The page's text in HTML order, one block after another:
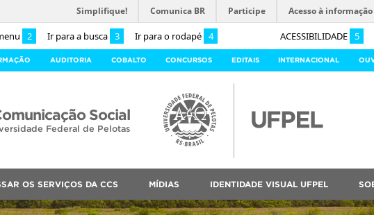
2 Ir para a busca 3 Ir para o rodapé 4 ACESSIBILIDADE 5
Simplifique! Comunica BR Participe Acesso à informação
AUDITORIA COBALTO CONCURSOS EDITAIS INTERNACIONAL
Social
Federal de Pelotas
OS SERVIÇOS DA CCS MÍDIAS IDENTIDADE VISUAL UFPEL